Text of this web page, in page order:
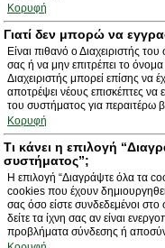
Κορυφή
Γιατί δεν μπορώ να
Είναι πιθανό ο Διαχειριστής
σας ή να μην επιτρέπει το
Διαχειριστής μπορεί επίσης να
αποτρέψει νέους επισκέπτες να
του συστήματος για περαιτέρω
Κορυφή
Τι κάνει η επιλογή
συστήματος”;
Η επιλογή “Διαγράψτε όλα τα
cookies που έχουν
σας όσο είστε συνδεδεμένοι
δείτε τα ίχνη σας αν είναι
προβλήματα σύνδεσης ή